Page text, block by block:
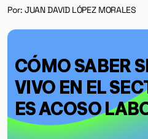
Por: JUAN DAVID LÓPEZ MORALES
CÓMO SABER
VIVO EN EL
ES ACOSO